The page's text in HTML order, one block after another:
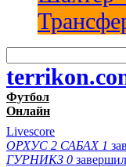
Футбол
Онлайн
Livescore
ОРХУС 2 САБАХ 1
ГУРНИКЗ 0